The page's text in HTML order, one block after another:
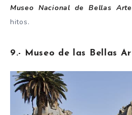
Museo Nacional de Bellas
hitos.
9.- Museo de las Bellas